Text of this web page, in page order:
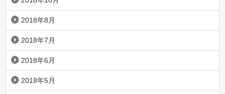
2018年8月
2018年7月
2018年6月
2018年5月